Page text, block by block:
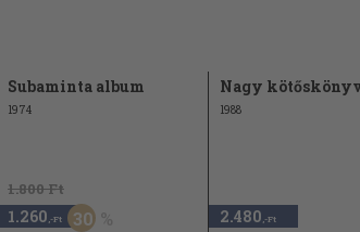
Subaminta album
1974
1.800 Ft
1.260 ,-Ft 30
Nagy
1988
2.480 ,-Ft